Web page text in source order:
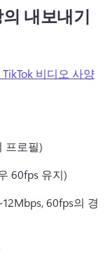
내보내기
비디오 사양
프로필)
60fps 유지)
60fps의 경